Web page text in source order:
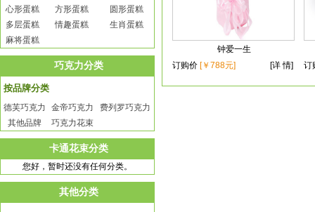
心形蛋糕 方形蛋糕
圆形蛋糕
多层蛋糕
情趣蛋糕
生肖蛋糕
麻将蛋糕
巧克力分类
按品牌分类
德芙巧克力 金帝巧克力
费列罗巧克力
其他品牌
巧克力花束
卡通花束分类
您好，暂时还没有任何分类。
其他分类
钟爱一生
订购价 [￥788元] [详 情] 订